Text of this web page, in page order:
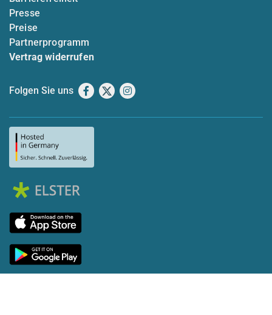
Presse
Preise
Partnerprogramm
Vertrag widerrufen
Folgen Sie uns Facebook
X Instagram